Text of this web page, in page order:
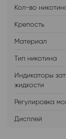
Кол-во
Крепость
Материал
Тип никотина
Индикаторы
жидкости
Регулировка
Дисплей